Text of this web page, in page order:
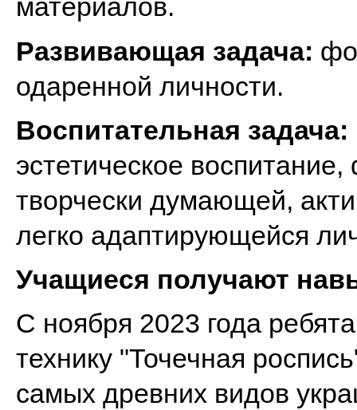
материалов.
Развивающая задача:
одаренной личности.
Воспитательная задача:
эстетическое
творчески думающей,
легко адаптирующейся
Учащиеся получают
С ноября 2023 года
технику "Точечная
самых древних видов